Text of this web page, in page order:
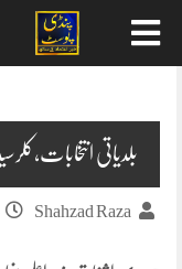
بلدیاتی
Shahzad Raza